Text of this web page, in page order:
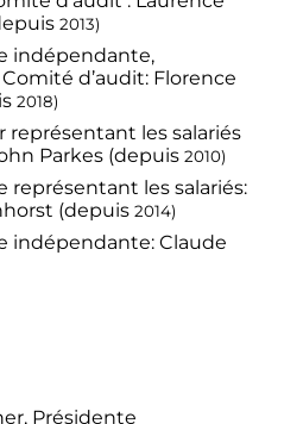
2013)
indépendante,
d’audit: Florence
2018)
les salariés
Parkes (depuis 2010)
représentant les salariés:
(depuis 2014)
indépendante: Claude
Présidente